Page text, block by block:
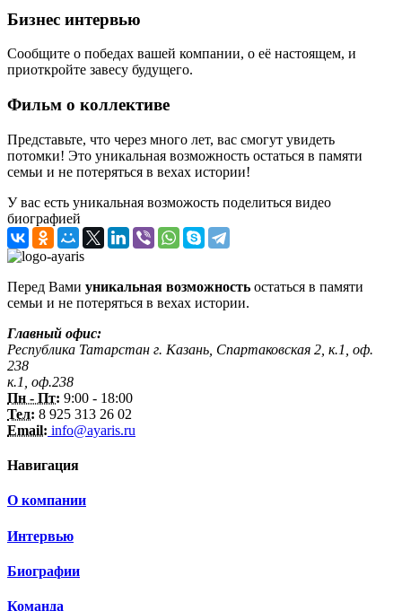
Бизнес интервью
Сообщите о победах вашей компании, о её настоящем, и
приоткройте завесу будущего.
Фильм о коллективе
Представьте, что через много лет, вас смогут увидеть
потомки! Это уникальная возможность остаться в памяти
семьи и не потеряться в вехах истории!
У вас есть уникальная возможость поделиться видео
биографией
Перед Вами уникальная возможность остаться в памяти
семьи и не потеряться в вехах истории.
Главный офис:
Республика Татарстан г. Казань, Спартаковская 2, к.1, оф.
238
к.1, оф.238
Пн - Пт: 9:00 - 18:00
Тел: 8 925 313 26 02
Email: info@ayaris.ru
Навигация
О компании
Интервью
Биографии
Команда